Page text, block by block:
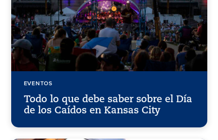
EVENTOS
Todo lo que debe saber sobre el Día
de los Caídos en Kansas City